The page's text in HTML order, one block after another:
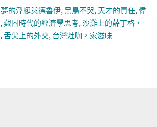
的浮艇與德魯伊,黑鳥不哭,天才的責任,偉
,艱困時代的經濟學思考,沙灘上的薛丁格，
,舌尖上的外交,台灣灶咖，家滋味